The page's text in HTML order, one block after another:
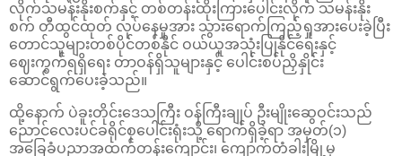
လိုက်သမန်းနိုးစက်နှင့် တစ်တန်းထိုးကြားပေါင်းလိုက် သမန်းနိုး
စက် တီထွင်ထုတ် လုပ်နေမှုအား သွားရောက်ကြည့်ရှုအားပေးခဲ့ပြီး
တောင်သူများတစ်ပိုင်တစ်နိုင် ဝယ်ယူအသုံးပြုနိုင်ရေးနှင့်
ဈေးကွက်ရရှိရေး တာဝန်ရှိသူများနှင့် ပေါင်းစပ်ညှိနှိုင်း
ဆောင်ရွက်ပေးခဲ့သည်။
ထို့နောက် ပဲခူးတိုင်းဒေသကြီး ဝန်ကြီးချုပ် ဦးမျိုးဆွေဝင်းသည်
ညောင်လေးပင်ခရိုင်စုပေါင်းရုံးသို့ ရောက်ရှိခဲ့ရာ အမှတ်(၁)
အခြေခံပညာအထက်တန်းကျောင်း၊ ကျောက်တံခါးမြို့မှ